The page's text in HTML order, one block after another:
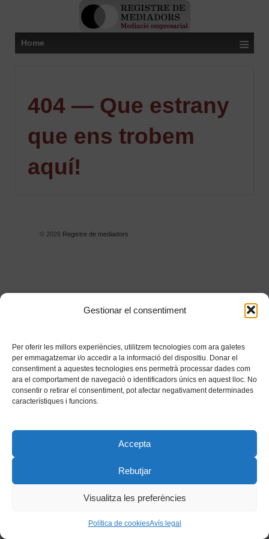
Gestionar el consentiment
Per oferir les millors experiències, utilitzem tecnologies com ara galetes
per emmagatzemar i/o accedir a la informació del dispositiu. Donar el
consentiment a aquestes tecnologies ens permetrà processar dades com
ara el comportament de navegació o identificadors únics en aquest lloc. No
consentir o retirar el consentiment, pot afectar negativament determinades
característiques i funcions.
Accepta
Rebutjar
Visualitza les preferències
Política de cookiesAvís legal
Home ≡
404 — Que estrany
que ens trobem
aquí!
© 2026Registre de mediadors